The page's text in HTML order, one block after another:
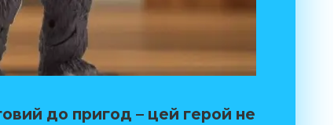
до пригод – цей герой не